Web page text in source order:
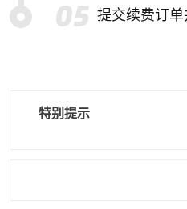
提交续费订单
特别提示